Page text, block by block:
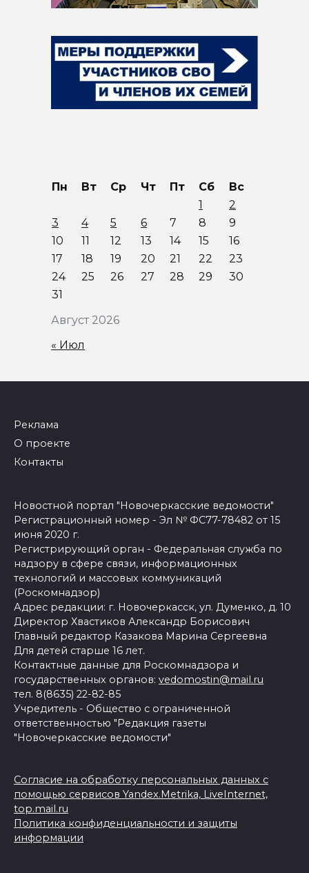
Август 2026
Пн Вт Ср Чт Пт Сб
Вс
1
2
3
4 5 6 7 8
9
10
11 12 13 14 15
16
17
18 19 20 21 22
23
24
25 26 27 28 29
30
31
« Июл
Реклама
О проекте
Контакты
Новостной портал "Новочеркасские ведомости"
Регистрационный номер - Эл № ФС77-78482 от 15
июня 2020 г.
Регистрирующий орган - Федеральная служба по
надзору в сфере связи, информационных
технологий и массовых коммуникаций
(Роскомнадзор)
Адрес редакции: г. Новочеркасск, ул. Думенко, д. 10
Директор Хвастиков Александр Борисович
Главный редактор Казакова Марина Сергеевна
Для детей старше 16 лет.
Контактные данные для Роскомнадзора и
государственных органов: vedomostin@mail.ru
тел. 8(8635) 22-82-85
Учредитель - Общество с ограниченной
ответственностью "Редакция газеты
"Новочеркасские ведомости"
Согласие на обработку персональных данных с
помощью сервисов Yandex.Metrika, LiveInternet,
top.mail.ru
Политика конфиденциальности и защиты
информации